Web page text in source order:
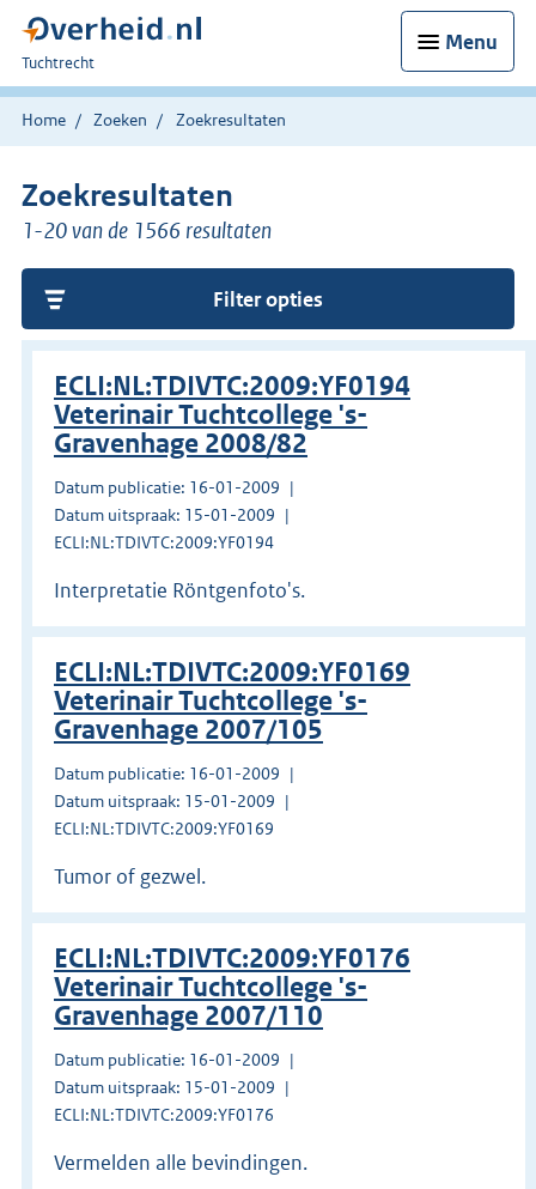
Menu
U
bent
hier:
Tuchtrecht
Home Zoeken Zoekresultaten
Zoekresultaten
1-20 van de 1566 resultaten
Filter opties
ECLI:NL:TDIVTC:2009:YF0194
Veterinair Tuchtcollege 's-
Gravenhage 2008/82
Datum publicatie: 16-01-2009
Datum uitspraak: 15-01-2009
ECLI:NL:TDIVTC:2009:YF0194
Interpretatie Röntgenfoto's.
ECLI:NL:TDIVTC:2009:YF0169
Veterinair Tuchtcollege 's-
Gravenhage 2007/105
Datum publicatie: 16-01-2009
Datum uitspraak: 15-01-2009
ECLI:NL:TDIVTC:2009:YF0169
Tumor of gezwel.
ECLI:NL:TDIVTC:2009:YF0176
Veterinair Tuchtcollege 's-
Gravenhage 2007/110
Datum publicatie: 16-01-2009
Datum uitspraak: 15-01-2009
ECLI:NL:TDIVTC:2009:YF0176
Vermelden alle bevindingen.